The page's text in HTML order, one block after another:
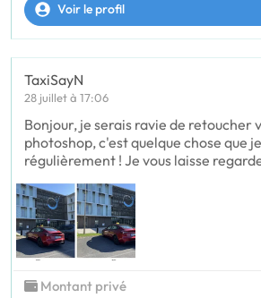
Voir le profil
TaxiSayN
28 juillet à 17:06
Bonjour, je serais ravie de retoucher
photoshop, c'est quelque chose que
régulièrement ! Je vous laisse
Montant privé